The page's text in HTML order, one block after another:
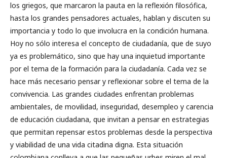
los griegos, que marcaron la pauta en la reflexión filosófica,
hasta los grandes pensadores actuales, hablan y discuten su
importancia y todo lo que involucra en la condición humana.
Hoy no sólo interesa el concepto de ciudadanía, que de suyo
ya es problemático, sino que hay una inquietud importante
por el tema de la formación para la ciudadanía. Cada vez se
hace más necesario pensar y reflexionar sobre el tema de la
convivencia. Las grandes ciudades enfrentan problemas
ambientales, de movilidad, inseguridad, desempleo y carencia
de educación ciudadana, que invitan a pensar en estrategias
que permitan repensar estos problemas desde la perspectiva
y viabilidad de una vida citadina digna. Esta situación